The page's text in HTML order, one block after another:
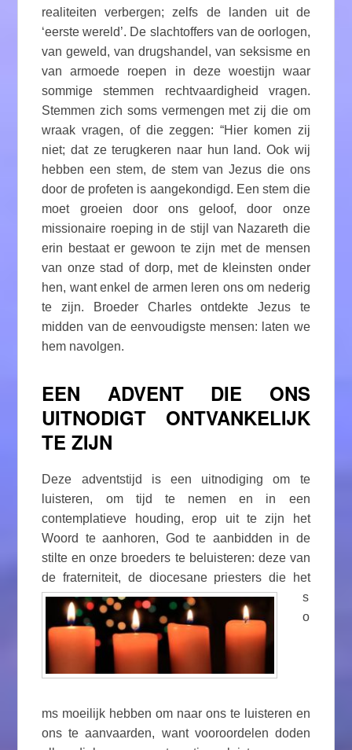
realiteiten verbergen; zelfs de landen uit de
‘eerste wereld’. De slachtoffers van de oorlogen,
van geweld, van drugshandel, van seksisme en
van armoede roepen in deze woestijn waar
sommige stemmen rechtvaardigheid vragen.
Stemmen zich soms vermengen met zij die om
wraak vragen, of die zeggen: “Hier komen zij
niet; dat ze terugkeren naar hun land. Ook wij
hebben een stem, de stem van Jezus die ons
door de profeten is aangekondigd. Een stem die
moet groeien door ons geloof, door onze
missionaire roeping in de stijl van Nazareth die
erin bestaat er gewoon te zijn met de mensen
van onze stad of dorp, met de kleinsten onder
hen, want enkel de armen leren ons om nederig
te zijn. Broeder Charles ontdekte Jezus te
midden van de eenvoudigste mensen: laten we
hem navolgen.
EEN ADVENT DIE ONS
UITNODIGT ONTVANKELIJK
TE ZIJN
Deze adventstijd is een uitnodiging om te
luisteren, om tijd te nemen en in een
contemplatieve houding, erop uit te zijn het
Woord te aanhoren, God te aanbidden in de
stilte en onze broeders te beluisteren: deze van
de fraterniteit, de diocesane priesters die
het
s
o
ms moeilijk hebben om naar ons te luisteren en
ons te aanvaarden, want vooroordelen doden